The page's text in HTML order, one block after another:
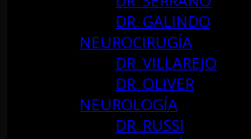
DR. GALINDO
NEUROCIRUGÍA
DR. VILLAREJO
DR. OLIVER
NEUROLOGÍA
DR. RUSSI